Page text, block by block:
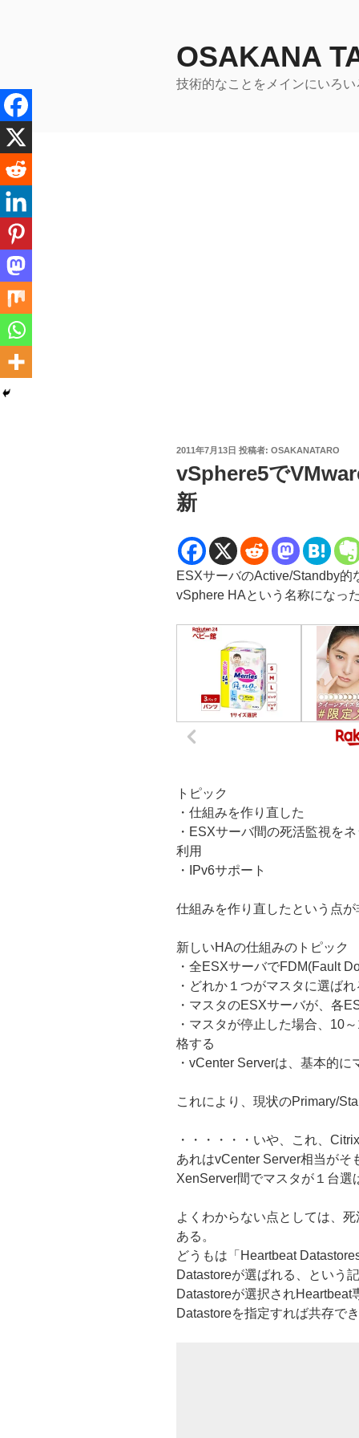
へ
ス
キ
プ
OSAKANA
技術的なことをメインにいろ
投
日:
2011年7月13日 投稿者: OSAKANATARO
vSphere5で
新
ESXサーバのActive/Standby的
vSphere HAという名称になった
トピック
・仕組みを作り直した
・ESXサーバ間の死活監視を
利用
・IPv6サポート
仕組みを作り直したという点が
新しいHAの仕組みのトピック
・全ESXサーバでFDM(Fault
・どれか１つがマスタに選ば
・マスタのESXサーバが、各
・マスタが停止した場合、10
格する
・vCenter Serverは、基本的
これにより、現状のPrimary/
・・・・・・いや、これ、
あれはvCenter Server相当がそ
XenServer間でマスタが１台選
よくわからない点としては、
ある。
どうもは「Heartbeat
Datastoreが選ばれる、という
Datastoreが選択され
Datastoreを指定すれば共存で